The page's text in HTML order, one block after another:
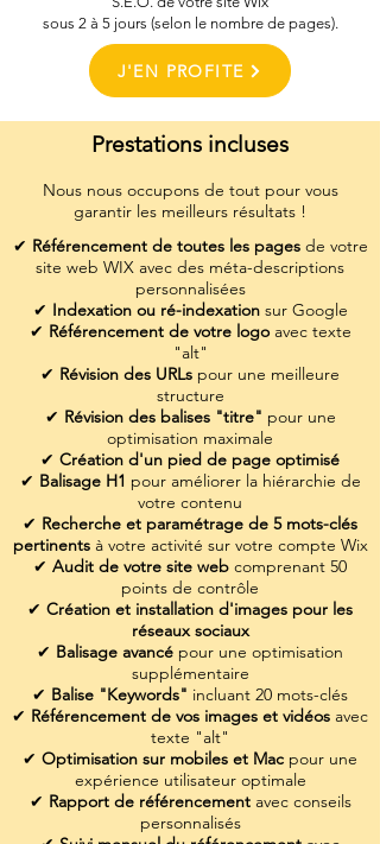
sous 2 à 5 jours (selon le nombre de pages).
J'EN PROFITE
Prestations incluses
Nous nous occupons de tout pour vous
garantir les meilleurs résultats !
✔ Référencement de toutes les pages de votre
site web WIX avec des méta-descriptions
personnalisées
✔ Indexation ou ré-indexationsur Google
✔ Référencement de votre logoavec texte
"alt"
✔ Révision des URLs pour une meilleure
structure
✔ Révision des balises "titre" pour une
optimisation maximale
✔ Création d'un pied de page optimisé
✔ Balisage H1 pour améliorer la hiérarchie de
votre contenu
✔ Recherche et paramétrage de 5 mots-clés
pertinentsà votre activité sur votre compte Wix
✔ Audit de votre site web comprenant 50
points de contrôle
✔ Création et installation d'images pour les
réseaux sociaux
✔ Balisage avancé pour une optimisation
supplémentaire
✔ Balise "Keywords" incluant 20 mots-clés
✔ Référencement de vos images et vidéos avec
texte "alt"
✔ Optimisation sur mobiles et Mac pour une
expérience utilisateur optimale
✔ Rapport de référencementavec conseils
personnalisés